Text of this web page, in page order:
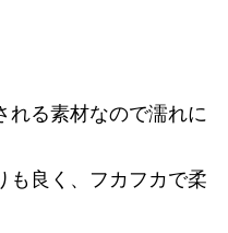
れる素材なので濡れに
も良く、フカフカで柔